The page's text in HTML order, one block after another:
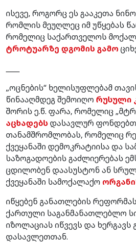
ისევე, როგორც ეს გააკეთა
რომლის მეუღლეც იმ უწყებას
რომელიც საქართველოს
ტროტუარზე დგომის გამო
„ოცნების“ ხელისუფლებამ
წინააღმდეგ შემოიღო რუსული
შორის ე.წ. ფარა, რომელიც
აცხადებსდასავლურ
თანამშრომლობას, რომელიც
ქვეყანაში დემოკრატიისა და
საზოგადოების გაძლიერებას
ცდილობენ დაასუსტონ ან
ქვეყანაში სამოქალაქო
იწყებენ განათლების
ქართული საგანმანათლებლო
იზოლაციას იწვევს და ხერგავს
დასავლეთთან.